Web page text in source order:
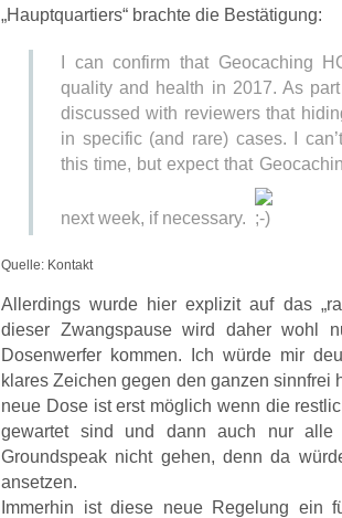
„Hauptquartiers“ brachte die Bestätigung:
I can confirm that Geocaching
quality and health in 2017. As
discussed with reviewers that
in specific (and rare) cases. I
this time, but expect that
next week, if necessary.
Quelle: Kontakt
Allerdings wurde hier explizit auf das
dieser Zwangspause wird daher wohl
Dosenwerfer kommen. Ich würde mir
klares Zeichen gegen den ganzen sinnfrei
neue Dose ist erst möglich wenn die
gewartet sind und dann auch nur
Groundspeak nicht gehen, denn da
ansetzen.
Immerhin ist diese neue Regelung ein